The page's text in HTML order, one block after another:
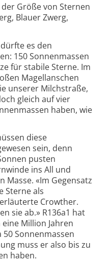
Größe von Sternen
Blauer Zwerg,
es den
150 Sonnenmassen
für stabile Sterne. Im
Magellanschen
unserer Milchstraße,
gleich auf vier
haben, wie
diese
sein, denn
pusten
ins All und
Masse. «Im Gegensatz
Sterne als
Crowther.
sie ab.» R136a1 hat
Million Jahren
Sonnenmassen
muss er also bis zu
haben.